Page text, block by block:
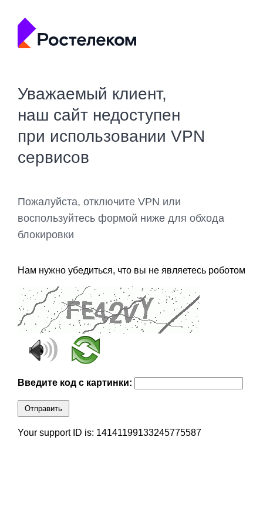
Уважаемый клиент,
наш сайт недоступен
при использовании VPN
сервисов
Пожалуйста, отключите VPN или
воспользуйтесь формой ниже для обхода
блокировки
Нам нужно убедиться, что вы не являетесь роботом
Введите код с картинки:
Отправить
Your support ID is: 14141199133245775587